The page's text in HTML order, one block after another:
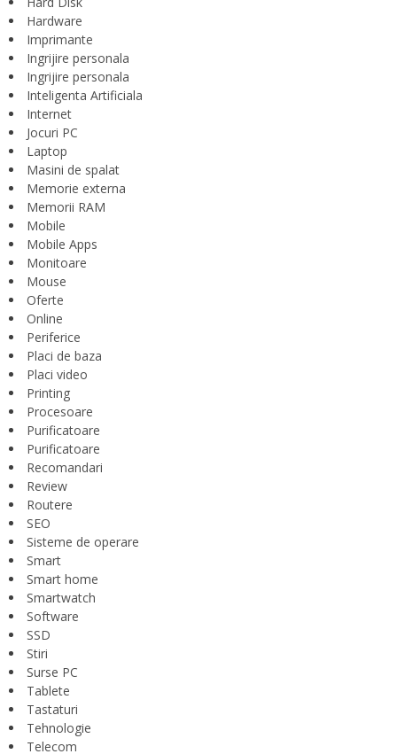
Hardware
Imprimante
Ingrijire personala
Ingrijire personala
Inteligenta Artificiala
Internet
Jocuri PC
Laptop
Masini de spalat
Memorie externa
Memorii RAM
Mobile
Mobile Apps
Monitoare
Mouse
Oferte
Online
Periferice
Placi de baza
Placi video
Printing
Procesoare
Purificatoare
Purificatoare
Recomandari
Review
Routere
SEO
Sisteme de operare
Smart
Smart home
Smartwatch
Software
SSD
Stiri
Surse PC
Tablete
Tastaturi
Tehnologie
Telecom